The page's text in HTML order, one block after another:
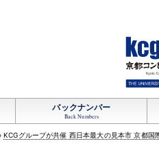
バックナンバー
Back Numbers
KCGグループが共催 西日本最大の見本市 京都国